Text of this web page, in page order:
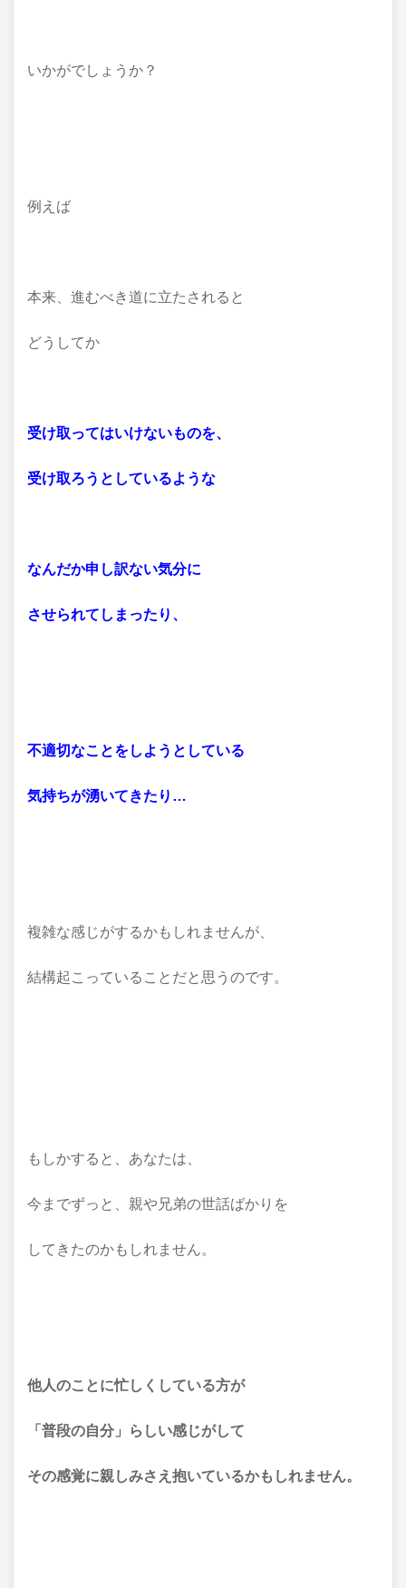
いかがでしょうか？
例えば
本来、進むべき道に立たされると
どうしてか
受け取ってはいけないものを、
受け取ろうとしているような
なんだか申し訳ない気分に
させられてしまったり、
不適切なことをしようとしている
気持ちが湧いてきたり…
複雑な感じがするかもしれませんが、
結構起こっていることだと思うのです。
もしかすると、あなたは、
今までずっと、親や兄弟の世話ばかりを
してきたのかもしれません。
他人のことに忙しくしている方が
「普段の自分」らしい感じがして
その感覚に親しみさえ抱いているかもしれません。